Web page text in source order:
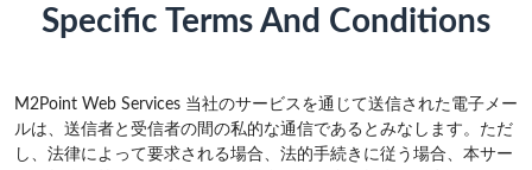
Specific Terms And Conditions
M2Point Web Services 当社のサービスを通じて送信された電子メー
ルは、送信者と受信者の間の私的な通信であるとみなします。ただ
し、法律によって要求される場合、法的手続きに従う場合、本サー